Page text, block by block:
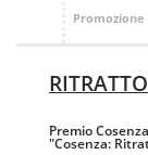
Promozione
Premio
"Cosenza: